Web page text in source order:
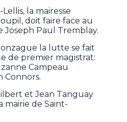
la mairesse
doit faire face au
Joseph Paul Tremblay.
la lutte se fait
de premier magistrat:
Campeau
Connors.
et Jean Tanguay
mairie de Saint-